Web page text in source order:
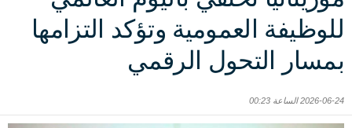
للوظيفة العمومية وتؤكد التزامها
بمسار التحول الرقمي
2026-06-24 الساعة 00:23